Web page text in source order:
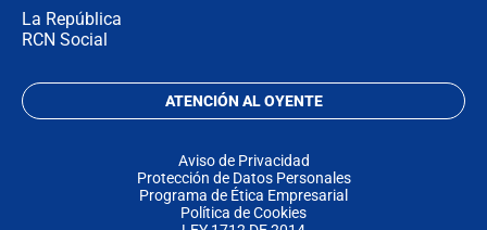
La República
RCN Social
ATENCIÓN AL OYENTE
Aviso de Privacidad
Protección de Datos Personales
Programa de Ética Empresarial
Política de Cookies